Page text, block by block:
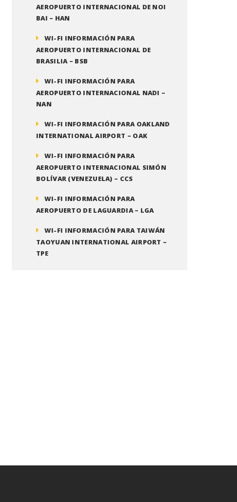
AEROPUERTO INTERNACIONAL DE NOI
BAI – HAN
WI-FI INFORMACIÓN PARA
AEROPUERTO INTERNACIONAL DE
BRASILIA – BSB
WI-FI INFORMACIÓN PARA
AEROPUERTO INTERNACIONAL NADI –
NAN
WI-FI INFORMACIÓN PARA OAKLAND
INTERNATIONAL AIRPORT – OAK
WI-FI INFORMACIÓN PARA
AEROPUERTO INTERNACIONAL SIMÓN
BOLÍVAR (VENEZUELA) – CCS
WI-FI INFORMACIÓN PARA
AEROPUERTO DE LAGUARDIA – LGA
WI-FI INFORMACIÓN PARA TAIWÁN
TAOYUAN INTERNATIONAL AIRPORT –
TPE